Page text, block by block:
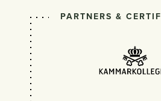
PARTNERS &